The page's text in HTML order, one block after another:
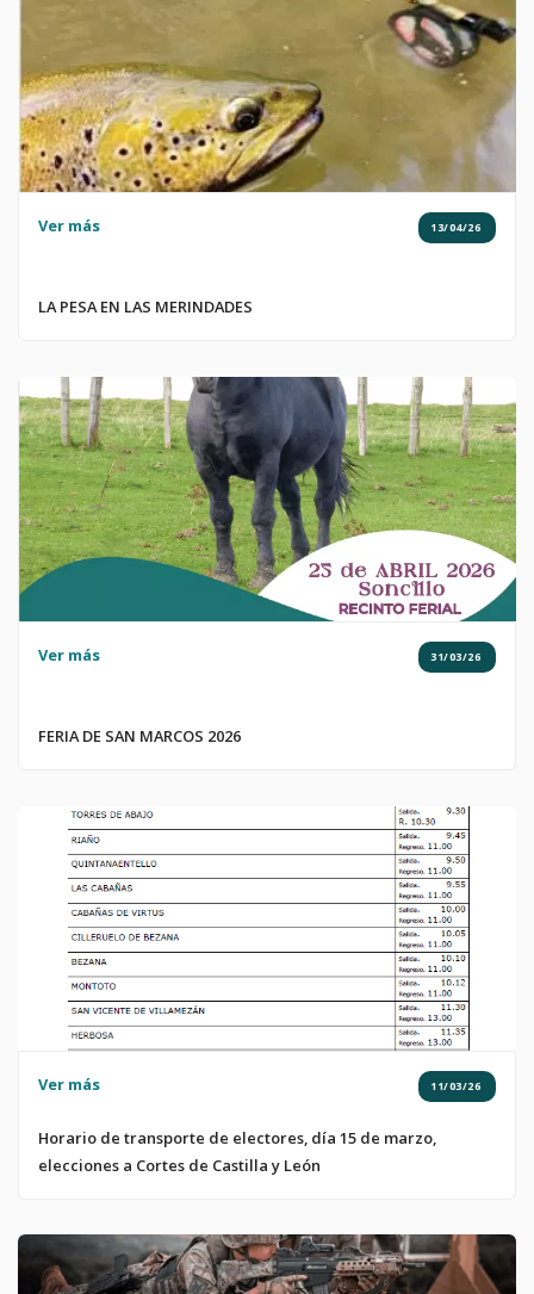
Ver más 13/04/26
LA PESA EN LAS MERINDADES
Ver más 31/03/26
FERIA DE SAN MARCOS 2026
Ver más 11/03/26
Horario de transporte de electores, día 15 de marzo,
elecciones a Cortes de Castilla y León